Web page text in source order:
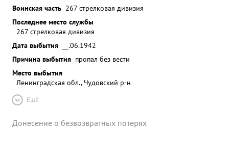
Воинская часть 267 стрелковая дивизия
Последнее место службы
267 стрелковая дивизия
Дата выбытия
__.06.1942
Причина выбытия пропал без вести
Место выбытия
Ленинградская обл., Чудовский р-н
Ещё
Донесение о безвозвратных потерях